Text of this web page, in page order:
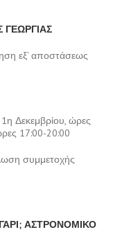
ΓΕΩΡΓΙΑΣ
εξ’ αποστάσεως
Δεκεμβρίου, ώρες
17:00-20:00
συμμετοχής
ΑΣΤΡΟΝΟΜΙΚΟ